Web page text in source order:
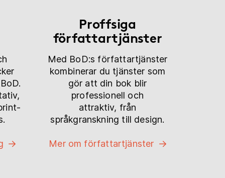
Proffsiga
författartjänster
Med BoD:s författartjänster
kombinerar du tjänster som
gör att din bok blir
professionell och
attraktiv, från
språkgranskning till design.
Mer om författartjänster